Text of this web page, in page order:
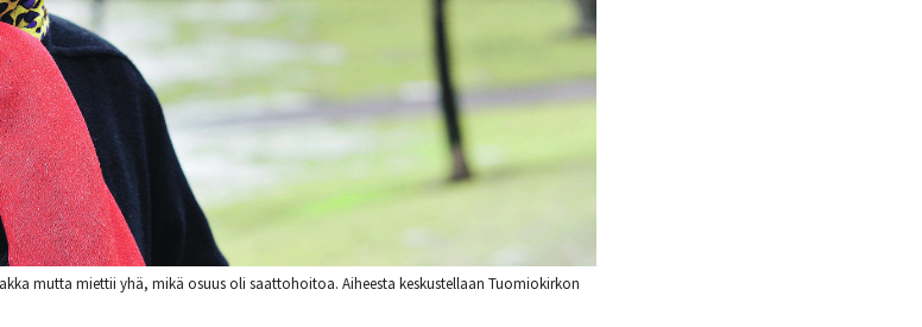
mutta miettii yhä, mikä osuus oli saattohoitoa. Aiheesta keskustellaan Tuomiokirkon